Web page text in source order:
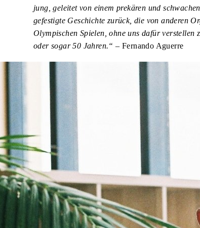
jung, geleitet von einem prekären und
gefestigte Geschichte zurück, die von anderen
Olympischen Spielen, ohne uns dafür verstellen
oder sogar 50 Jahren.“ – Fernando Aguerre